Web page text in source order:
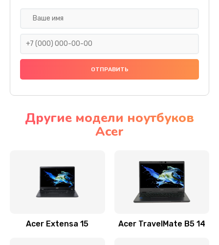
Ремонт подсветки
Настройка BIOS
Замена видеочипа
Заказать
Другие модели ноутбуков
Acer
Acer Extensa 15 Acer TravelMate B5 14